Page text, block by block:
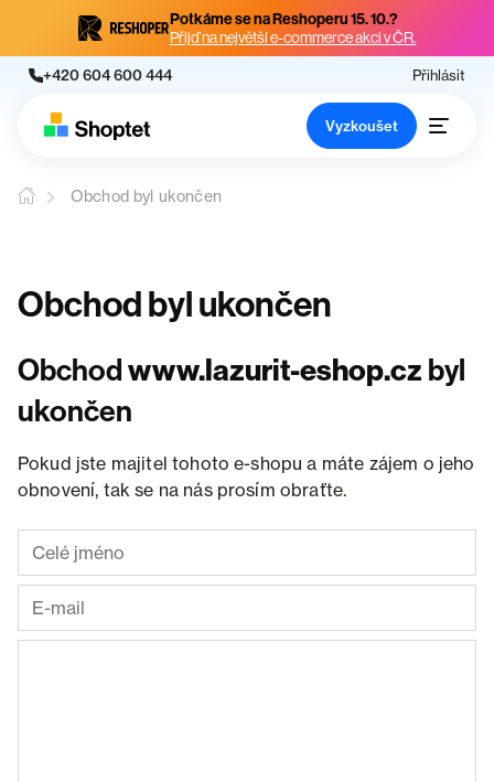
Potkáme se na Reshoperu 15. 10.?
Přijď na největší e-commerce akci v ČR.
+420 604 600 444 Přihlásit
Vyzkoušet
Obchod byl ukončen
Obchod byl ukončen
Obchodwww.lazurit-eshop.cz byl
ukončen
Pokud jste majitel tohoto e-shopu a máte zájem o jeho
obnovení, tak se na nás prosím obraťte.